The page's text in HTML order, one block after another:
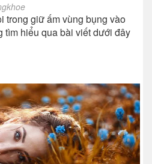
trong giữ ấm vùng bụng vào
tìm hiểu qua bài viết dưới đây